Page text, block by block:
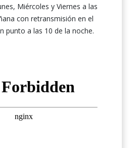
Miércoles y Viernes a las
con retransmisión en el
punto a las 10 de la noche.